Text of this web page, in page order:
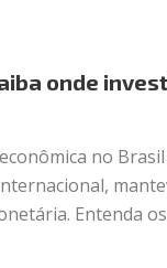
onde
no
Entenda